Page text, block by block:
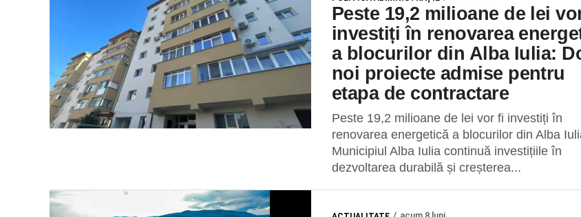
Peste 19,2 milioane de lei
investiți în renovarea
a blocurilor din Alba Iulia:
noi proiecte admise pentru
etapa de contractare
Peste 19,2 milioane de lei vor fi investiți în
renovarea energetică a blocurilor din Alba
Municipiul Alba Iulia continuă investițiile în
dezvoltarea durabilă și creșterea...